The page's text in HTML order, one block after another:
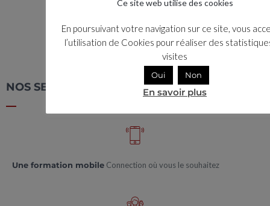
NOS SERVICES
Une formation mobile Connection où vous le souhaitez
Ce site web utilise des cookies
En poursuivant votre navigation sur ce site, vous
l’utilisation de Cookies pour réaliser des
visites
Oui Non
En savoir plus